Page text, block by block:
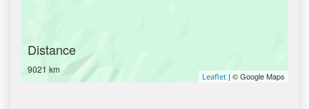
Distance
9021 km
Leaflet | © Google Maps